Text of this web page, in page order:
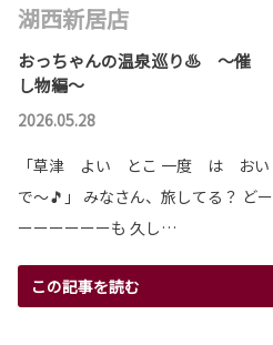
湖西新居店
おっちゃんの温泉巡り♨️ ～催
し物編～
2026.05.28
「草津 よい とこ 一度 は おい
で～🎵」 みなさん、旅してる？ どー
ーーーーーーも 久し…
この記事を読む